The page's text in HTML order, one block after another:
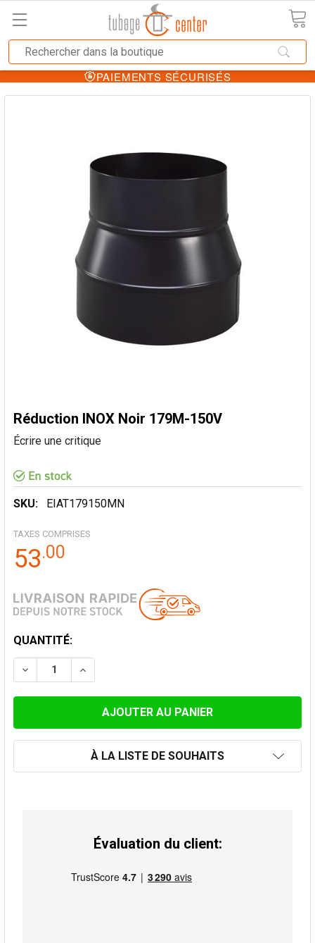
PAIEMENTS SÉCURISÉS
Réduction INOX Noir 179M-150V
Écrire une critique
SKU: EIAT179150MN
TAXES COMPRISES
53.00
STOCK
ACTUEL:
QUANTITÉ:
DIMINUER LA QUANTITÉ DE RÉDUCTION INOX NOIR
AUGMENTER LA QUANTITÉ DE RÉDUCTION
À LA LISTE DE SOUHAITS
Évaluation du client: